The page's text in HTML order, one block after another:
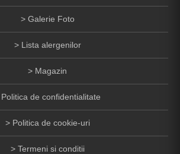
Galerie Foto
Lista alergenilor
Magazin
Politica de confidentialitate
Politica de cookie-uri
Termeni si conditii